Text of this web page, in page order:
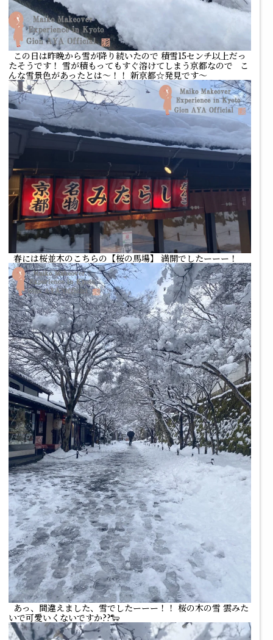
この日は昨晩から雪が降り続いたので 積雪15センチ以上だっ
たそうです！ 雪が積もってもすぐ溶けてしまう京都なので こ
んな雪景色があったとは～！！ 新京都☆発見です～
春には桜並木のこちらの【桜の馬場】 満開でしたーーー！
あっ、間違えました、雪でしたーーー！！ 桜の木の雪 雲みた
いで可愛いくないですか??🐑